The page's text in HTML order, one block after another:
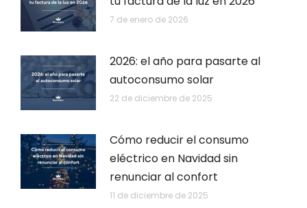
7 de enero de 2026
2026: el año para pasarte al
autoconsumo solar
22 de diciembre de 2025
Cómo reducir el consumo
eléctrico en Navidad sin
renunciar al confort
11 de diciembre de 2025